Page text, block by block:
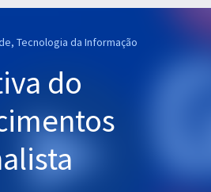
Tecnologia da Informação
do